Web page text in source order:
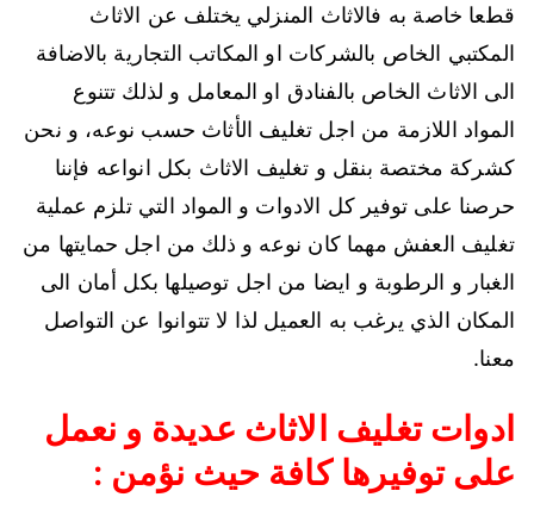
قطعا خاصة به فالاثاث المنزلي يختلف عن الاثاث
المكتبي الخاص بالشركات او المكاتب التجارية بالاضافة
الى الاثاث الخاص بالفنادق او المعامل و لذلك تتنوع
المواد اللازمة من اجل تغليف الأثاث حسب نوعه، و نحن
كشركة مختصة بنقل و تغليف الاثاث بكل انواعه فإننا
حرصنا على توفير كل الادوات و المواد التي تلزم عملية
تغليف العفش مهما كان نوعه و ذلك من اجل حمايتها من
الغبار و الرطوبة و ايضا من اجل توصيلها بكل أمان الى
المكان الذي يرغب به العميل لذا لا تتوانوا عن التواصل
معنا.
ادوات تغليف الاثاث عديدة و نعمل
على توفيرها كافة حيث نؤمن :